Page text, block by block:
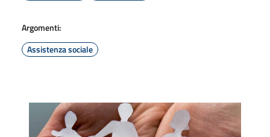
Argomenti:
Assistenza sociale